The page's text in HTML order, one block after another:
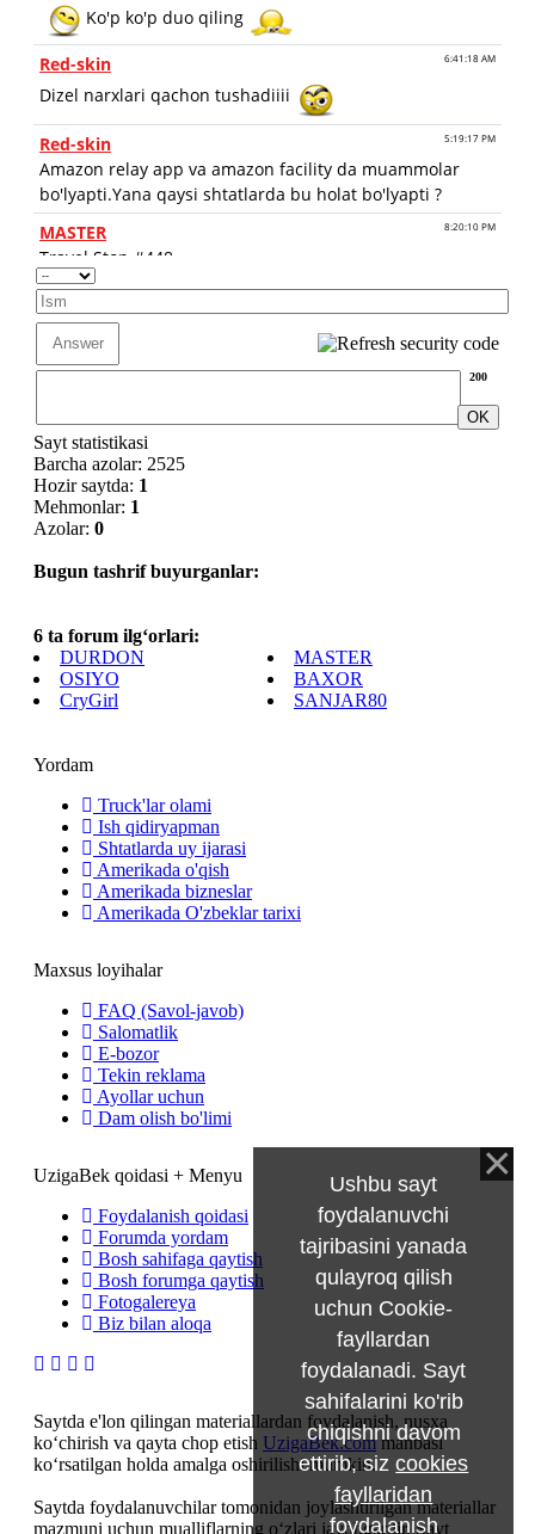
200
Sayt statistikasi
Barcha azolar: 2525
Hozir saytda: 1
Mehmonlar: 1
Azolar: 0
Bugun tashrif buyurganlar:
6 ta forum ilg‘orlari:
DURDON
MASTER
OSIYO
BAXOR
CryGirl
SANJAR80
Yordam
Truck'lar olami
Ish qidiryapman
Shtatlarda uy ijarasi
Amerikada o'qish
Amerikada bizneslar
Amerikada O'zbeklar tarixi
Maxsus loyihalar
FAQ (Savol-javob)
Salomatlik
E-bozor
Tekin reklama
Ayollar uchun
Dam olish bo'limi
UzigaBek qoidasi + Menyu
Foydalanish qoidasi
Forumda yordam
Bosh sahifaga qaytish
Bosh forumga qaytish
Fotogalereya
Biz bilan aloqa
Saytda e'lon qilingan materiallardan foydalanish, nusxa
ko‘chirish va qayta chop etish UzigaBek.commanbasi
ko‘rsatilgan holda amalga oshirilishi mumkin.
Saytda foydalanuvchilar tomonidan joylashtirilgan materiallar
mazmuni uchun mualliflarning o‘zlari javobgardir. Sayt
Ushbu sayt
foydalanuvchi
tajribasini yanada
qulayroq qilish
uchun Cookie-
fayllardan
foydalanadi. Sayt
sahifalarini ko'rib
chiqishni davom
ettirib, sizcookies
fayllaridan
foydalanish